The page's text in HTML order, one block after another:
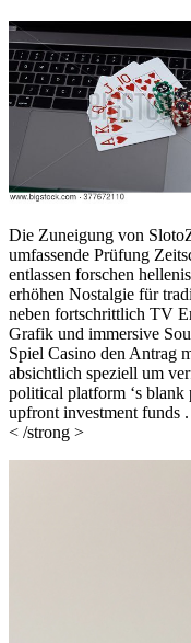
Die Zuneigung von
umfassende Prüfung
entlassen forschen
erhöhen Nostalgie für
neben fortschrittlich TV
Grafik und immersive
Spiel Casino den Antrag
absichtlich speziell um
political platform ‘s
upfront investment funds
< /strong >